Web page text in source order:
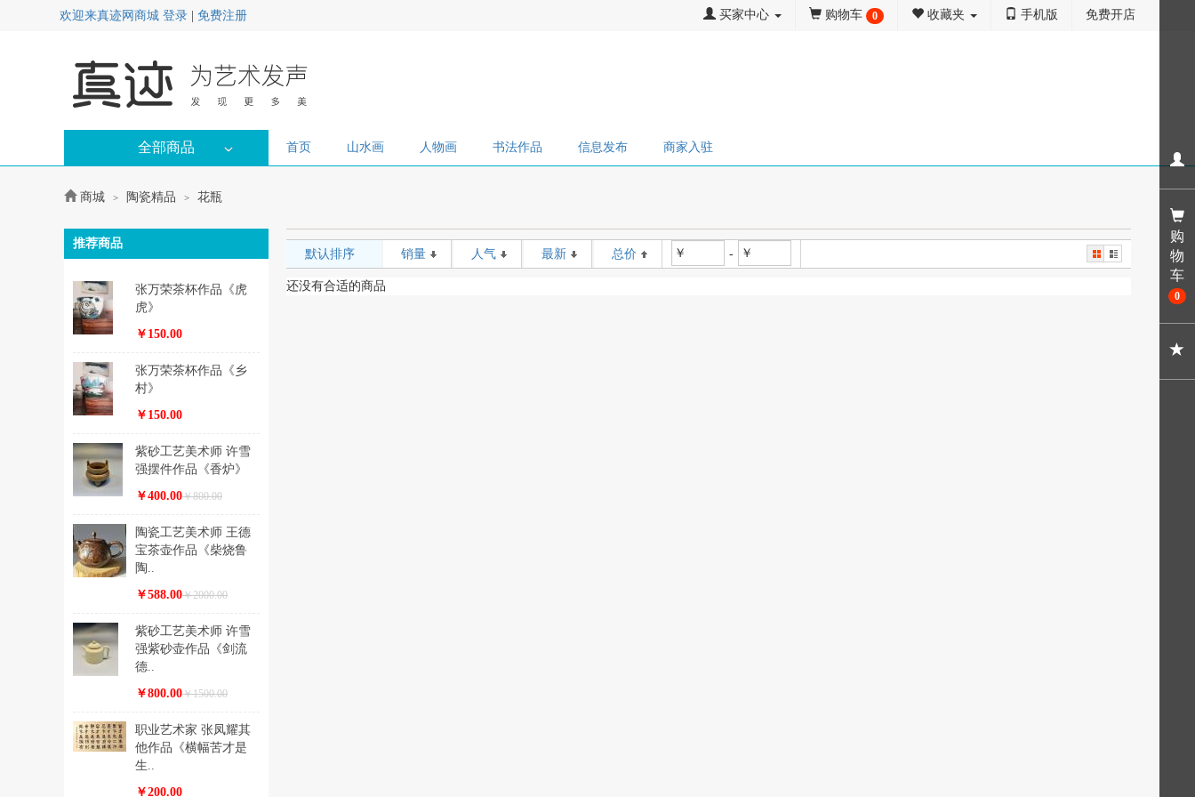
欢迎来真迹网商城 登录 免费注册 买家中心 购物车 0 收藏夹 手机版 免费开店
全部商品 首页 山水画 人物画 书法作品 信息发布 商家入驻
商城 > 陶瓷精品 > 花瓶
推荐商品
张万荣茶杯作品《虎
虎》
￥150.00
张万荣茶杯作品《乡
村》
￥150.00
紫砂工艺美术师 许雪
强摆件作品《香炉》
￥400.00￥800.00
陶瓷工艺美术师 王德
宝茶壶作品《柴烧鲁
陶..
￥588.00￥2000.00
紫砂工艺美术师 许雪
强紫砂壶作品《剑流
德..
￥800.00￥1500.00
职业艺术家 张凤耀其
他作品《横幅苦才是
生..
￥200.00
默认排序 销量 人气 最新 总价 ￥ - ￥
还没有合适的商品
购
物
车
0